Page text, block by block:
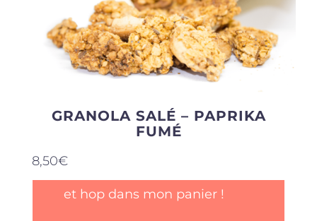
GRANOLA SALÉ – PAPRIKA
FUMÉ
8,50€
et hop dans mon panier !